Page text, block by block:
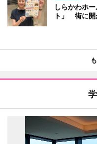
しらかわホ
ト」 街に開